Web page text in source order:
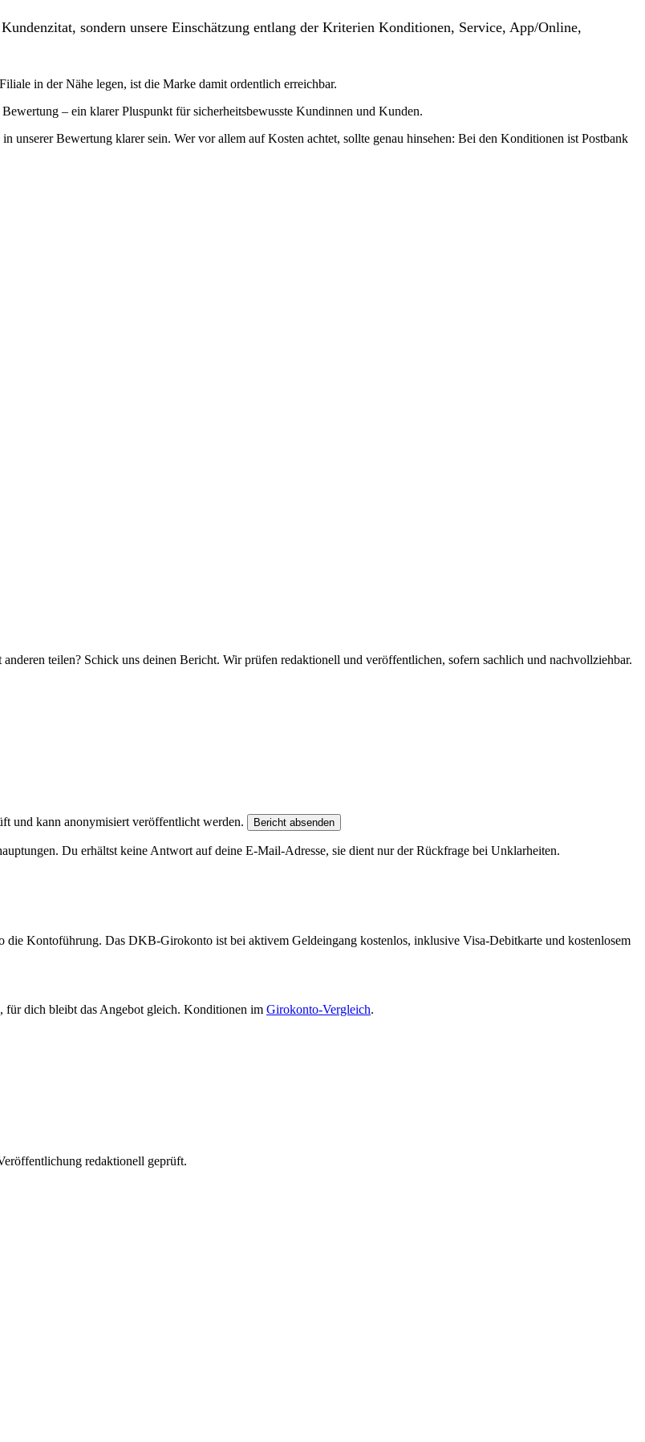
sondern unsere Einschätzung entlang der Kriterien Konditionen, Service, App/Online,
in der Nähe legen, ist die Marke damit ordentlich erreichbar.
– ein klarer Pluspunkt für sicherheitsbewusste Kundinnen und Kunden.
unserer Bewertung klarer sein. Wer vor allem auf Kosten achtet, sollte genau hinsehen: Bei den Konditionen ist Postbank
teilen? Schick uns deinen Bericht. Wir prüfen redaktionell und veröffentlichen, sofern sachlich und nachvollziehbar.
und kann anonymisiert veröffentlicht werden. Bericht absenden
Du erhältst keine Antwort auf deine E-Mail-Adresse, sie dient nur der Rückfrage bei Unklarheiten.
Kontoführung. Das DKB-Girokonto ist bei aktivem Geldeingang kostenlos, inklusive Visa-Debitkarte und kostenlosem
dich bleibt das Angebot gleich. Konditionen im Girokonto-Vergleich.
redaktionell geprüft.